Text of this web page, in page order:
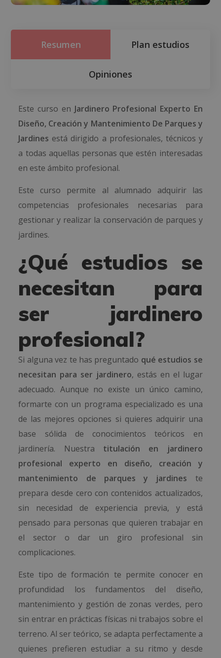
Resumen Plan estudios
Opiniones
Este curso en Jardinero Profesional Experto En
Diseño, Creación y Mantenimiento De Parques y
Jardines está dirigido a profesionales, técnicos y
a todas aquellas personas que estén interesadas
en este ámbito profesional.
Este curso permite al alumnado adquirir las
competencias profesionales necesarias para
gestionar y realizar la conservación de parques y
jardines.
¿Qué estudios se
necesitan para
ser jardinero
profesional?
Si alguna vez te has preguntado qué estudios se
necesitan para ser jardinero, estás en el lugar
adecuado. Aunque no existe un único camino,
formarte con un programa especializado es una
de las mejores opciones si quieres adquirir una
base sólida de conocimientos teóricos en
jardinería. Nuestra titulación en jardinero
profesional experto en diseño, creación y
mantenimiento de parques y jardines te
prepara desde cero con contenidos actualizados,
sin necesidad de experiencia previa, y está
pensado para personas que quieren trabajar en
el sector o dar un giro profesional sin
complicaciones.
Este tipo de formación te permite conocer en
profundidad los fundamentos del diseño,
mantenimiento y gestión de zonas verdes, pero
sin entrar en prácticas físicas ni trabajos sobre el
terreno. Al ser teórico, se adapta perfectamente a
quienes prefieren estudiar a su ritmo y desde